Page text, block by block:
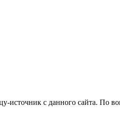
источник с данного сайта. По